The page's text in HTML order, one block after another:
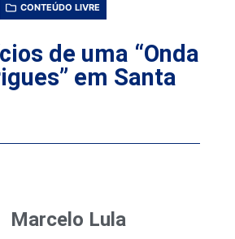
CONTEÚDO LIVRE
de uma “Onda
em Santa
Marcelo Lula